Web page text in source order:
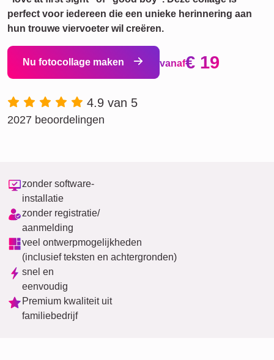
perfect voor iedereen die een unieke herinnering aan
hun trouwe viervoeter wil creëren.
Nu fotocollage maken vanaf€ 19
4.9 van 5
2027 beoordelingen
zonder software-
installatie
zonder registratie/
aanmelding
veel ontwerpmogelijkheden
(inclusief teksten en achtergronden)
snel en
eenvoudig
Premium kwaliteit uit
familiebedrijf